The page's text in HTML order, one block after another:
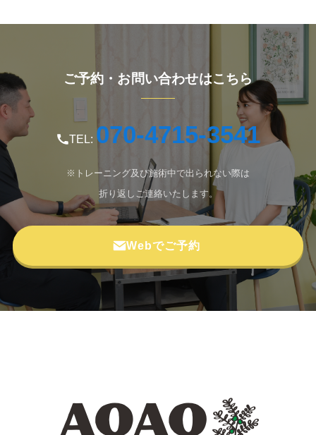
ご予約・お問い合わせはこちら
TEL: 070-4715-3541
※トレーニング及び施術中で出られない際は
折り返しご連絡いたします。
Webでご予約